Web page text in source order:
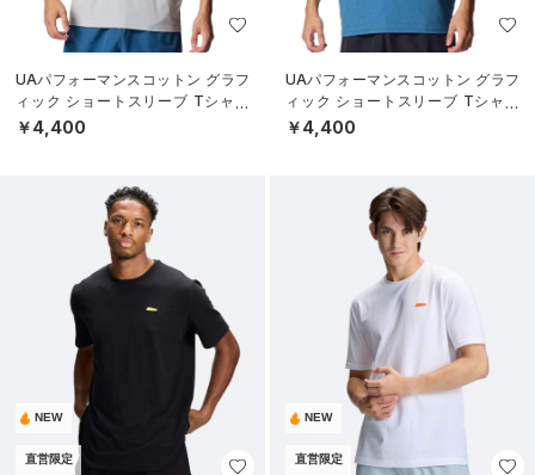
UAパフォーマンスコットン グラフ
ィック ショートスリーブ Tシャツ
（ライフスタイル/MEN）
￥4,400
UAパフォーマンスコットン グラフ
ィック ショートスリーブ Tシャツ
（ライフスタイル/MEN）
￥4,400
NEW
直営限定
NEW
直営限定